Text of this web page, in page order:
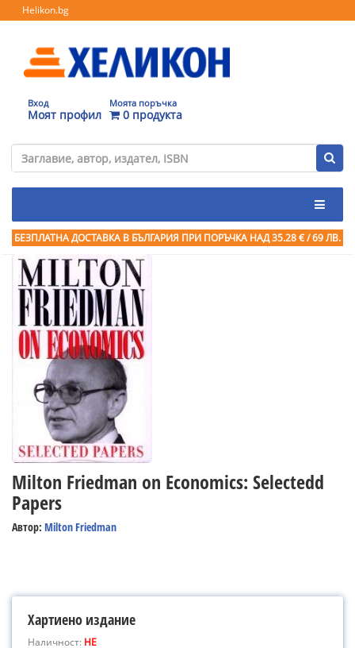
Helikon.bg
Вход
Моят профил
Моята поръчка
0 продукта
БЕЗПЛАТНА ДОСТАВКА В БЪЛГАРИЯ ПРИ ПОРЪЧКА НАД 35.28 € / 69 ЛВ.
Milton Friedman on Economics: Selectedd
Papers
Автор: Milton Friedman
Хартиено издание
Наличност: НЕ